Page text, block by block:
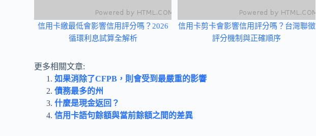
信用卡繳最低會影響信用評分嗎？2026
循環利息試算全解析
信用卡剪卡會影響信用評分嗎？台灣聯徵
評分機制與正確順序
更多相關文章:
如果消除了CFPB，則會受到最嚴重的影響
債務最多的州
什麼是現金返回？
信用卡語句餘額與當前餘額之間的差異